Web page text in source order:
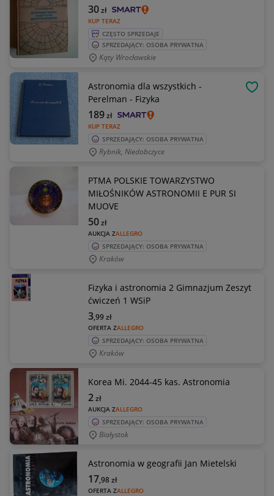
KUP TERAZ
30zł
CZĘSTO SPRZEDAJE
SPRZEDAJĄCY: OSOBA PRYWATNA
Kąty Wrocławskie
Astronomia dla wszystkich -
Perelman - Fizyka
KUP TERAZ
189zł
SPRZEDAJĄCY: OSOBA PRYWATNA
Rybnik, Niedobczyce
PTMA POLSKIE TOWARZYSTWO
MIŁOŚNIKÓW ASTRONOMII E PUR SI
MUOVE
AUKCJA ZALLEGRO
50zł
SPRZEDAJĄCY: OSOBA PRYWATNA
Kraków
Fizyka i astronomia 2 Gimnazjum Zeszyt
ćwiczeń 1 WSiP
OFERTA ZALLEGRO
3,99zł
SPRZEDAJĄCY: OSOBA PRYWATNA
Kraków
Korea Mi. 2044-45 kas. Astronomia
AUKCJA ZALLEGRO
2zł
SPRZEDAJĄCY: OSOBA PRYWATNA
Białystok
Astronomia w geografii Jan Mietelski
OFERTA ZALLEGRO
17,98zł